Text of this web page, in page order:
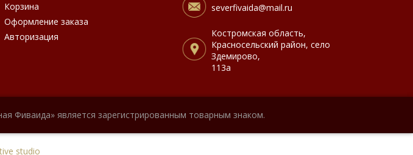
Корзина
Оформление заказа
Авторизация
severfivaida@mail.ru
Костромская область,
Красносельский район, село
Здемирово,
113а
Фиваида» является зарегистрированным товарным знаком.
studio